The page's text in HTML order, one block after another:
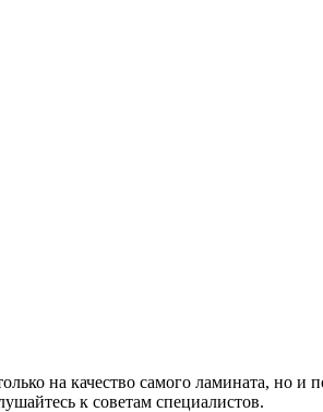
на качество самого ламината, но и
к советам специалистов.